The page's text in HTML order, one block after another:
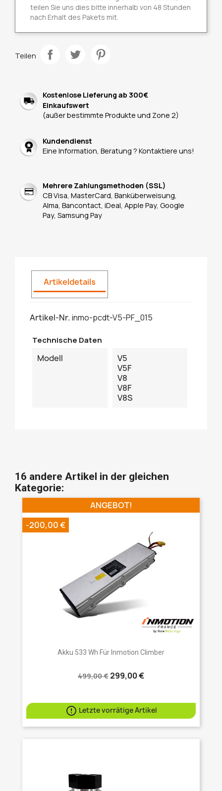
teilen Sie uns dies bitte innerhalb von 48 Stunden
nach Erhalt des Pakets mit.
Teilen
Kostenlose Lieferung ab 300€
Einkaufswert
(außer bestimmte Produkte und Zone 2)
Kundendienst
Eine Information, Beratung ? Kontaktiere uns!
Mehrere Zahlungsmethoden (SSL)
CB Visa, MasterCard, Banküberweisung,
Alma, Bancontact, iDeal, Apple Pay, Google
Pay, Samsung Pay
Artikeldetails
Artikel-Nr. inmo-pcdt-V5-PF_015
Technische Daten
Modell
V5
V5F
V8
V8F
V8S
16 andere Artikel in der gleichen
Kategorie:
Akku 533 Wh Für Inmotion Climber
499,00 € 299,00 €
 Letzte vorrätige Artikel
ANGEBOT!
-200,00 €